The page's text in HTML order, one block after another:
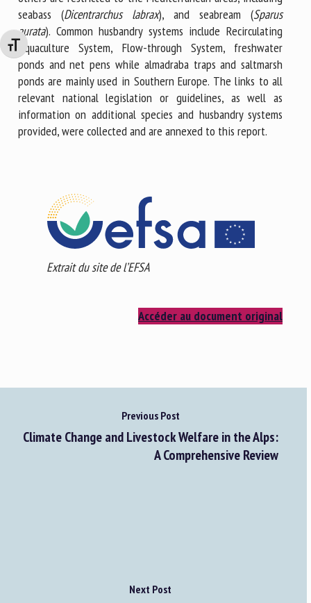
Changer la taille de la police
seabass (Dicentrarchus labrax), and seabream (Sparus
aurata). Common husbandry systems include Recirculating
Aquaculture System, Flow-through System, freshwater
ponds and net pens while almadraba traps and saltmarsh
ponds are mainly used in Southern Europe. The links to all
relevant national legislation or guidelines, as well as
information on additional species and husbandry systems
provided, were collected and are annexed to this report.
Extrait du site de l’EFSA
Accéder au document original
Previous Post
Climate Change and Livestock Welfare in the Alps:
A Comprehensive Review
Next Post